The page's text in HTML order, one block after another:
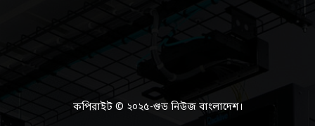
কপিরাইট © ২০২৫-গুড নিউজ বাংলাদেশ।